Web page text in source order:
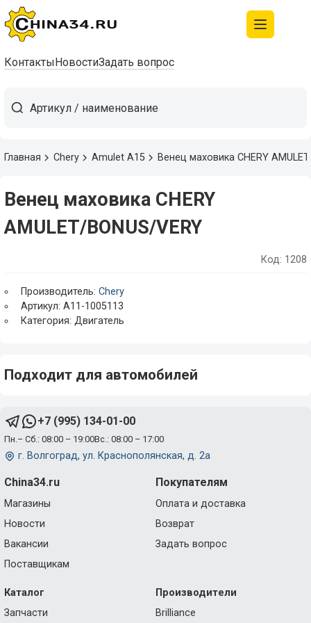
КонтактыНовостиЗадать вопрос
Главная Chery Amulet A15 Венец маховика CHERY
Венец маховика CHERY
AMULET/BONUS/VERY
Код: 1208
Производитель: Chery
Артикул: A11-1005113
Категория: Двигатель
Подходит для автомобилей
+7 (995) 134-01-00
Пн.– Сб.: 08:00 – 19:00Вс.: 08:00 – 17:00
г. Волгоград, ул. Краснополянская, д. 2а
China34.ru
Магазины
Новости
Вакансии
Поставщикам
Покупателям
Оплата и доставка
Возврат
Задать вопрос
Каталог
Запчасти
Производители
Brilliance